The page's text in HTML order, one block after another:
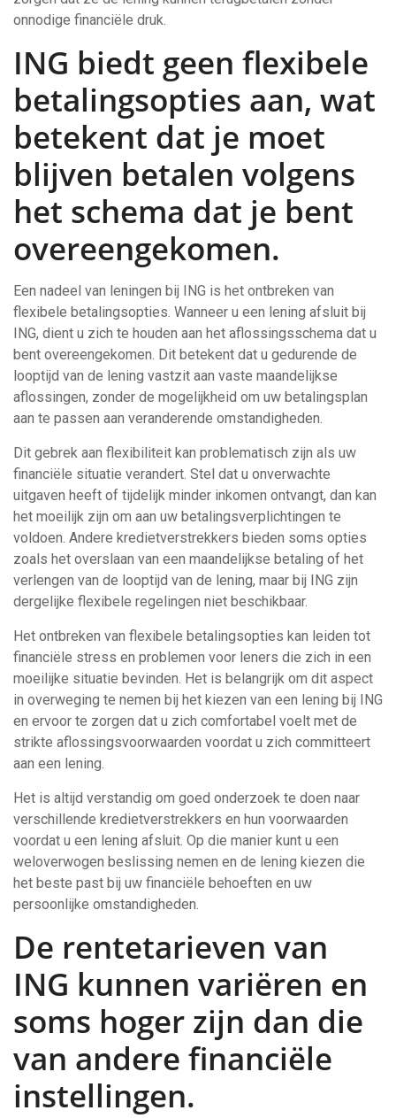
onnodige financiële druk.
ING biedt geen flexibele
betalingsopties aan, wat
betekent dat je moet
blijven betalen volgens
het schema dat je bent
overeengekomen.
Een nadeel van leningen bij ING is het ontbreken van
flexibele betalingsopties. Wanneer u een lening afsluit bij
ING, dient u zich te houden aan het aflossingsschema dat u
bent overeengekomen. Dit betekent dat u gedurende de
looptijd van de lening vastzit aan vaste maandelijkse
aflossingen, zonder de mogelijkheid om uw betalingsplan
aan te passen aan veranderende omstandigheden.
Dit gebrek aan flexibiliteit kan problematisch zijn als uw
financiële situatie verandert. Stel dat u onverwachte
uitgaven heeft of tijdelijk minder inkomen ontvangt, dan kan
het moeilijk zijn om aan uw betalingsverplichtingen te
voldoen. Andere kredietverstrekkers bieden soms opties
zoals het overslaan van een maandelijkse betaling of het
verlengen van de looptijd van de lening, maar bij ING zijn
dergelijke flexibele regelingen niet beschikbaar.
Het ontbreken van flexibele betalingsopties kan leiden tot
financiële stress en problemen voor leners die zich in een
moeilijke situatie bevinden. Het is belangrijk om dit aspect
in overweging te nemen bij het kiezen van een lening bij ING
en ervoor te zorgen dat u zich comfortabel voelt met de
strikte aflossingsvoorwaarden voordat u zich committeert
aan een lening.
Het is altijd verstandig om goed onderzoek te doen naar
verschillende kredietverstrekkers en hun voorwaarden
voordat u een lening afsluit. Op die manier kunt u een
weloverwogen beslissing nemen en de lening kiezen die
het beste past bij uw financiële behoeften en uw
persoonlijke omstandigheden.
De rentetarieven van
ING kunnen variëren en
soms hoger zijn dan die
van andere financiële
instellingen.